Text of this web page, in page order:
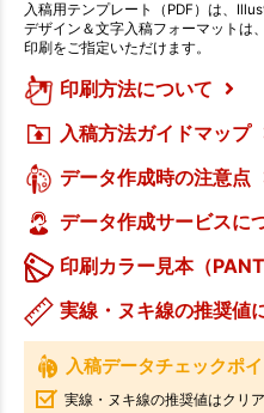
入稿用テンプレート（PDF）は、
デザイン＆文字入稿フォーマットは
印刷をご指定いただけます。
印刷方法について
入稿方法ガイドマップ
データ作成時の注意点
データ作成サービスに
印刷カラー見本（
実線・ヌキ線の推奨値
入稿データチェックポ
実線・ヌキ線の推奨値はクリ